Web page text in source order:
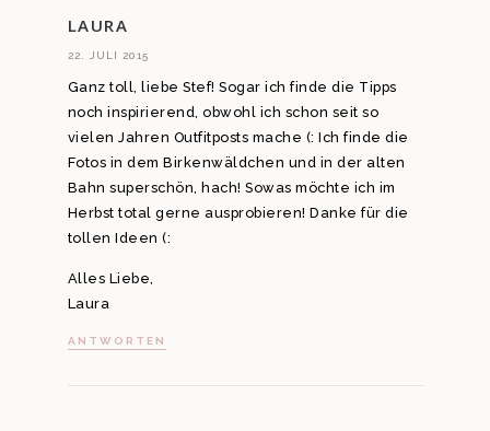
LAURA
22. JULI 2015
Ganz toll, liebe Stef! Sogar ich finde die Tipps
noch inspirierend, obwohl ich schon seit so
vielen Jahren Outfitposts mache (: Ich finde die
Fotos in dem Birkenwäldchen und in der alten
Bahn superschön, hach! Sowas möchte ich im
Herbst total gerne ausprobieren! Danke für die
tollen Ideen (:
Alles Liebe,
Laura
ANTWORTEN